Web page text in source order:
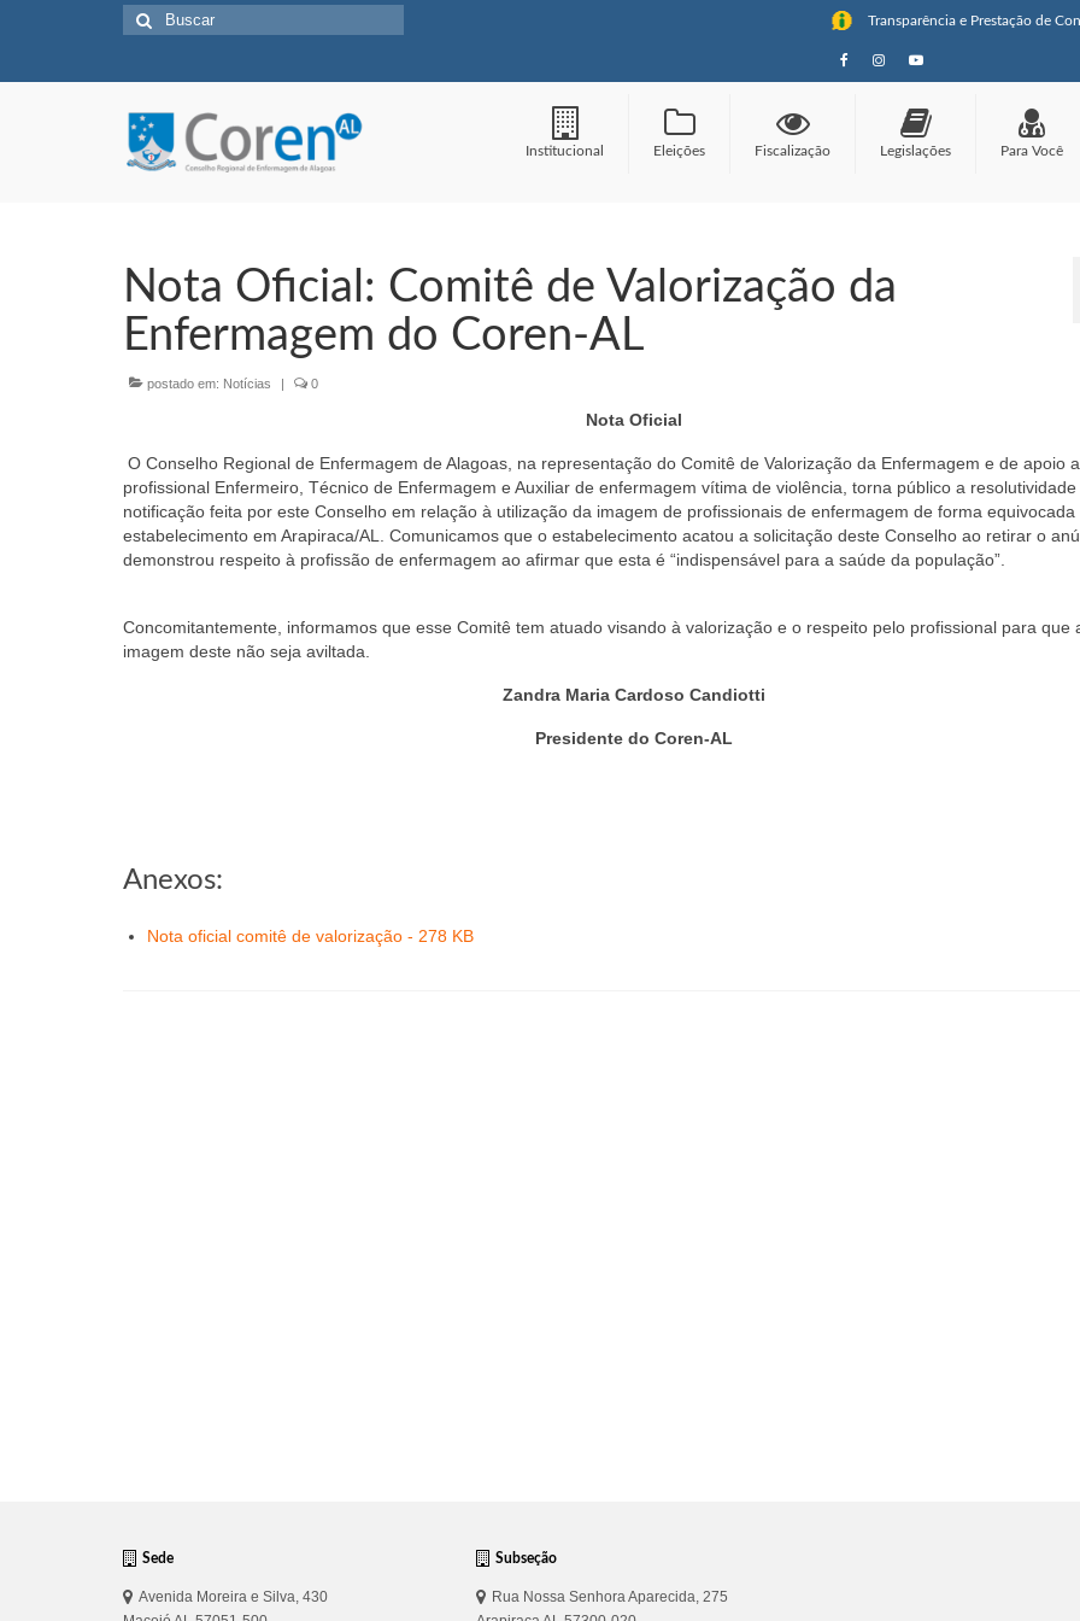
Transparência e Prestação de
Buscar
por:
Institucional Eleições Fiscalização Legislações Para Você
Nota Oficial: Comitê de Valorização da
Enfermagem do Coren-AL
postado em: Notícias | 0
Nota Oficial
O Conselho Regional de Enfermagem de Alagoas, na representação do Comitê de Valorização da Enfermagem e de apoio
profissional Enfermeiro, Técnico de Enfermagem e Auxiliar de enfermagem vítima de violência, torna público a resolutividade
notificação feita por este Conselho em relação à utilização da imagem de profissionais de enfermagem de forma equivocada
estabelecimento em Arapiraca/AL. Comunicamos que o estabelecimento acatou a solicitação deste Conselho ao retirar o
demonstrou respeito à profissão de enfermagem ao afirmar que esta é “indispensável para a saúde da população”.
Concomitantemente, informamos que esse Comitê tem atuado visando à valorização e o respeito pelo profissional para que
imagem deste não seja aviltada.
Zandra Maria Cardoso Candiotti
Presidente do Coren-AL
Anexos:
Nota oficial comitê de valorização - 278 KB
Sede
Avenida Moreira e Silva, 430
Subseção
Rua Nossa Senhora Aparecida, 275